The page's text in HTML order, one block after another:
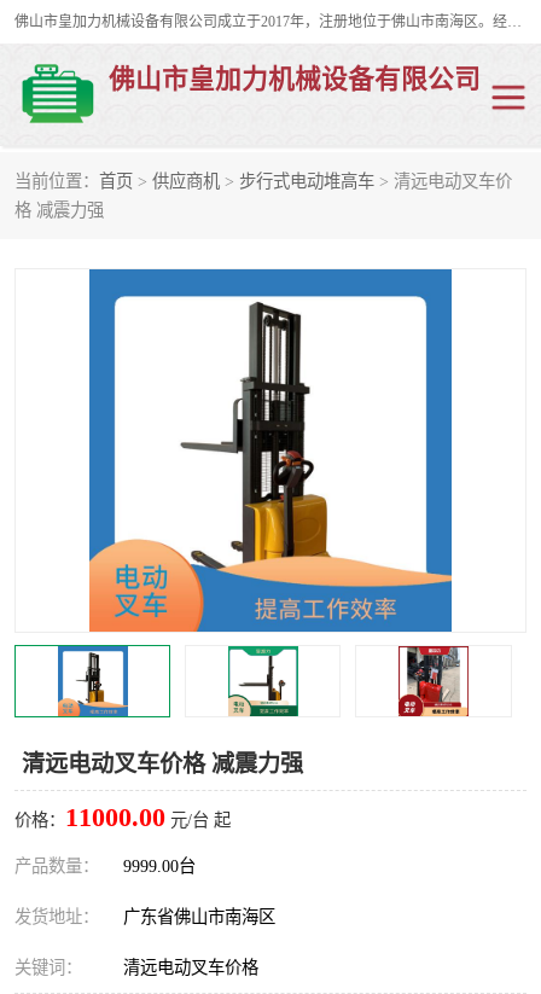
佛山市皇加力机械设备有限公司成立于2017年，注册地位于佛山市南海区。经营范围包括：其他机械设备及电子产品批发、电气设备批发、贸易代理、五金产品批发等；主要产品有：移动式登车桥、叉车装卸货平台、移动式升降机、升降货梯、油桶夹具、电动堆高车。
佛山市皇加力机械设备有限公司
当前位置： 首页 > 供应商机 > 步行式电动堆高车 > 清远电动叉车价
格 减震力强
清远电动叉车价格 减震力强
价格： 11000.00 元/台 起
产品数量： 9999.00台
发货地址： 广东省佛山市南海区
关键词： 清远电动叉车价格
移动式登车桥
步行式电动堆高车 移动登车台
电动搬运车
升降货梯
油桶夹具